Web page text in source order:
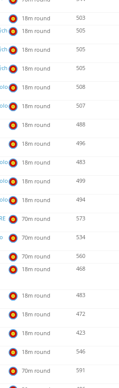
18m round
503
18m round 505
18m round 505
18m round 505
18m round 508
18m round 507
18m round 488
18m round 496
18m round 483
18m round 499
18m round 494
70m round 573
70m round 534
70m round
560
18m round 468
18m round 483
18m round 472
18m round 423
18m round 546
70m round 591